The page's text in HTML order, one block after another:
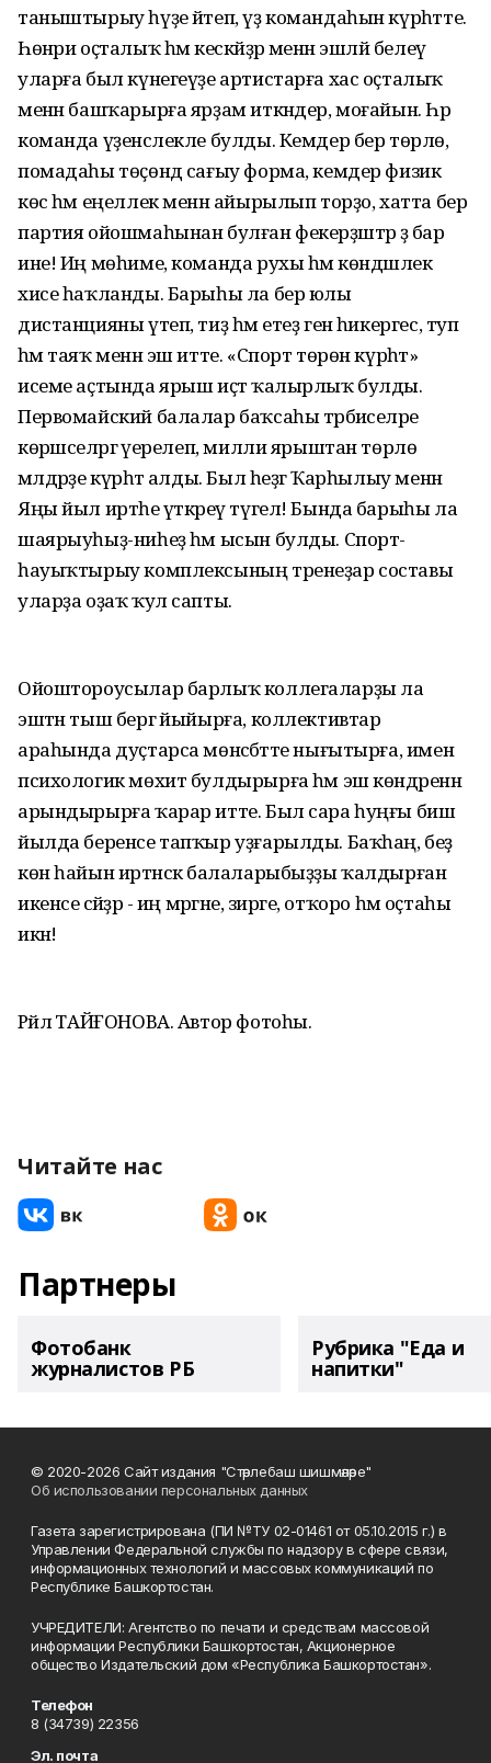
таныштырыу һүҙе әйтеп, үҙ командаһын күрһәтте.
Һөнәри оҫталыҡ һәм кескәйҙәр менән эшләй белеү
уларға был күнегеүҙе артистарға хас оҫталыҡ
менән башҡарырға ярҙам иткәндер, моғайын. Һәр
команда үҙенсәлекле булды. Кемдер бер төрлө,
помадаһы төҫөндә сағыу форма, кемдер физик
көс һәм еңеллек менән айырылып торҙо, хатта бер
партия ойошмаһынан булған фекерҙәштәр ҙә бар
ине! Иң мөһиме, команда рухы һәм көндәшлек
хисе һаҡланды. Барыһы ла бер юлы
дистанцияны үтеп, тиҙ һәм етеҙ генә һикергес, туп
һәм таяҡ менән эш итте. «Спорт төрөн күрһәт»
исеме аҫтында ярыш иҫтә ҡалырлыҡ булды.
Первомайский балалар баҡсаһы тәрбиәселәре
көрәшселәргә әүерелеп, милли ярыштан төрлө
мәлдәрҙе күрһәтә алды. Был һеҙгә Ҡарһылыу менән
Яңы йыл иртәһе үткәреү түгел! Бында барыһы ла
шаярыуһыҙ-ниһеҙ һәм ысын булды. Спорт-
һауыҡтырыу комплексының тренеҙар составы
уларҙа оҙаҡ ҡул сапты.
Ойоштороусылар барлыҡ коллегаларҙы ла
эштән тыш бергә йыйырға, коллективтар
араһында дуҫтарса мөнәсәбәтте нығытырға, имен
психологик мөхит булдырырға һәм эш көндәренән
арындырырға ҡарар итте. Был сара һуңғы биш
йылда беренсе тапҡыр уҙғарылды. Баҡһаң, беҙ
көн һайын иртәнсәк балаларыбыҙҙы ҡалдырған
икенсе әсәйҙәр - иң мәргәне, зирәге, отҡоро һәм оҫтаһы
икән!
Рәйлә ТАЙҒОНОВА. Автор фотоһы.
Читайте нас
Партнеры
Фотобанк
журналистов РБ
Рубрика "Еда и
напитки"
© 2020-2026 Сайт издания "Стәрлебаш шишмәләре"
Об использовании персональных данных
Газета зарегистрирована (ПИ №ТУ 02-01461 от 05.10.2015 г.) в
Управлении Федеральной службы по надзору в сфере связи,
информационных технологий и массовых коммуникаций по
Республике Башкортостан.
УЧРЕДИТЕЛИ: Агентство по печати и средствам массовой
информации Республики Башкортостан, Акционерное
общество Издательский дом «Республика Башкортостан».
Телефон
8 (34739) 22356
Эл. почта